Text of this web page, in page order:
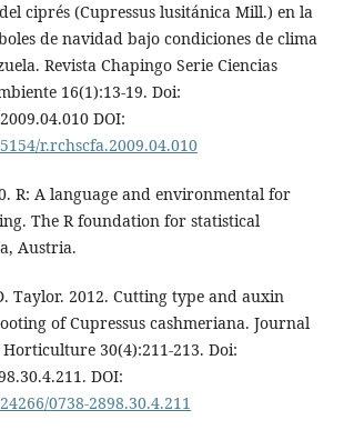
ciprés (Cupressus lusitánica Mill.) en la
de navidad bajo condiciones de clima
Revista Chapingo Serie Ciencias
16(1):13-19. Doi:
DOI:
r.rchscfa.2009.04.010
R: A language and environmental for
The R foundation for statistical
Austria.
Taylor. 2012. Cutting type and auxin
of Cupressus cashmeriana. Journal
30(4):211-213. Doi:
DOI:
0738-2898.30.4.211